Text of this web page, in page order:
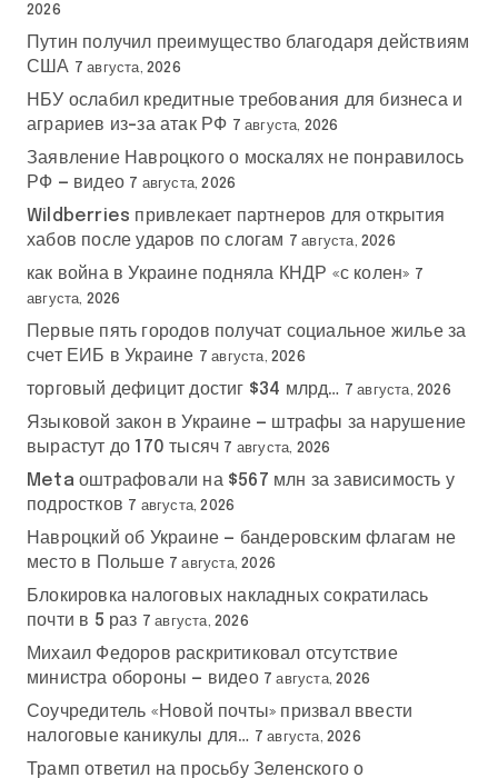
2026
Путин получил преимущество благодаря действиям
США 7 августа, 2026
НБУ ослабил кредитные требования для бизнеса и
аграриев из-за атак РФ 7 августа, 2026
Заявление Навроцкого о москалях не понравилось
РФ — видео 7 августа, 2026
Wildberries привлекает партнеров для открытия
хабов после ударов по слогам 7 августа, 2026
как война в Украине подняла КНДР «с колен» 7
августа, 2026
Первые пять городов получат социальное жилье за
счет ЕИБ в Украине 7 августа, 2026
торговый дефицит достиг $34 млрд… 7 августа, 2026
Языковой закон в Украине — штрафы за нарушение
вырастут до 170 тысяч 7 августа, 2026
Meta оштрафовали на $567 млн за зависимость у
подростков 7 августа, 2026
Навроцкий об Украине — бандеровским флагам не
место в Польше 7 августа, 2026
Блокировка налоговых накладных сократилась
почти в 5 раз 7 августа, 2026
Михаил Федоров раскритиковал отсутствие
министра обороны — видео 7 августа, 2026
Соучредитель «Новой почты» призвал ввести
налоговые каникулы для… 7 августа, 2026
Трамп ответил на просьбу Зеленского о